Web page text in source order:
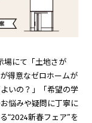
場にて「土地さが
得意なゼロホームが
いの？」「希望の学
悩みや疑問に丁寧に
“2024新春フェア”を